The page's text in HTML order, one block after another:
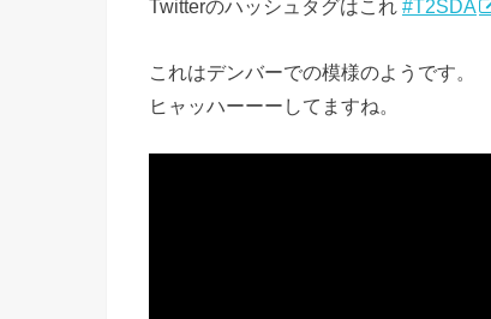
Twitterのハッシュタグはこれ #T2SDA
これはデンバーでの模様のようです。
ヒャッハーーーしてますね。